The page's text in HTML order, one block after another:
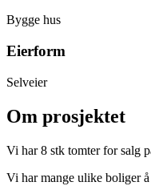
Bygge hus
Eierform
Selveier
Om prosjektet
Vi har 8 stk tomter for salg
Vi har mange ulike boliger